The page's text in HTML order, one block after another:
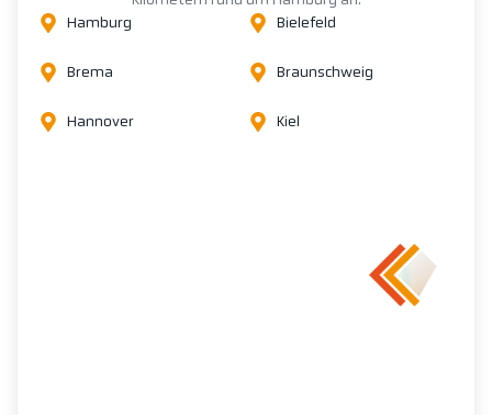
Hamburg
Brema
Hannover
Bielefeld
Braunschweig
Kiel